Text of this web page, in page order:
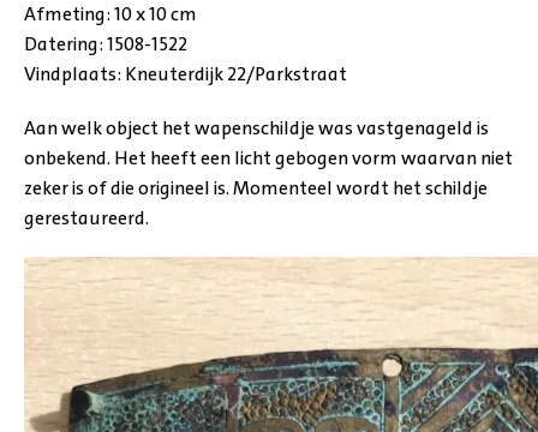
Afmeting: 10 x 10 cm
Datering: 1508-1522
Vindplaats: Kneuterdijk 22/Parkstraat
Aan welk object het wapenschildje was vastgenageld is
onbekend. Het heeft een licht gebogen vorm waarvan niet
zeker is of die origineel is. Momenteel wordt het schildje
gerestaureerd.